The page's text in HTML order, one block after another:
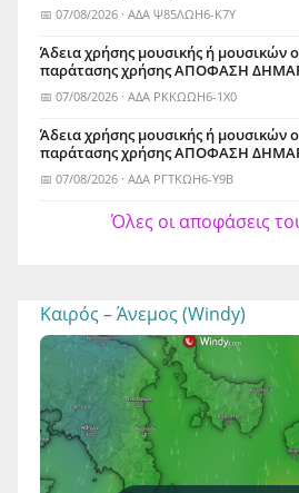
📅 07/08/2026 · ΑΔΑ Ψ85ΛΩΗ6-Κ7Υ
Άδεια χρήσης μουσικής ή μουσικών
παράτασης χρήσης ΑΠΟΦΑΣΗ
📅 07/08/2026 · ΑΔΑ ΡΚΚΩΩΗ6-1Χ0
Άδεια χρήσης μουσικής ή μουσικών
παράτασης χρήσης ΑΠΟΦΑΣΗ
📅 07/08/2026 · ΑΔΑ ΡΓΤΚΩΗ6-Υ9Β
Όλες οι αποφάσεις
Καιρός – Άνεμος (Windy)